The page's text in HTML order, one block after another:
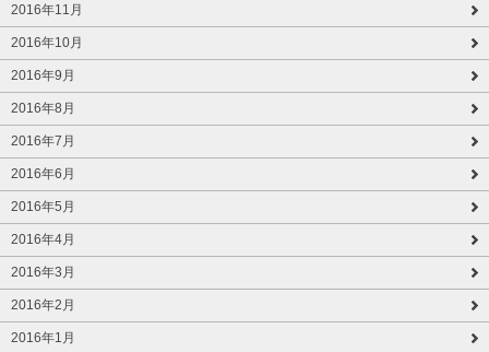
2016年11月
2016年10月
2016年9月
2016年8月
2016年7月
2016年6月
2016年5月
2016年4月
2016年3月
2016年2月
2016年1月